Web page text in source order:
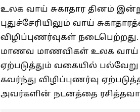
உலக வாய் சுகாதார தினம் இன்று
புதுச்சேரியிலும் வாய்
விழிப்புணர்வுகள்
மாணவ மாணவிகள் உலக வாய்
ஏற்படுத்தும் வகையில்
கவர்ந்து விழிப்புணர்வு
அவர்களின் நடனத்தை